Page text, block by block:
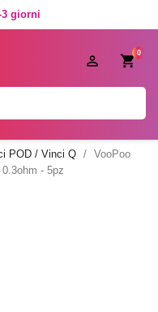
3 giorni
0

POD / Vinci Q
VooPoo
- 5pz